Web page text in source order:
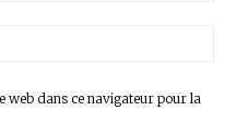
web dans ce navigateur pour la